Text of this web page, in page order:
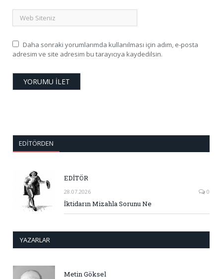
Daha sonraki yorumlarımda kullanılması için adım, e-posta
adresim ve site adresim bu tarayıcıya kaydedilsin.
EDITÖRDEN
EDİTÖR
28.07.2026 0
İktidarın Mizahla Sorunu Ne
YAZARLAR
Metin Göksel